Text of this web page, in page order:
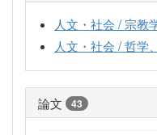
人文・社会 / 宗教
人文・社会 / 哲学
論文 43